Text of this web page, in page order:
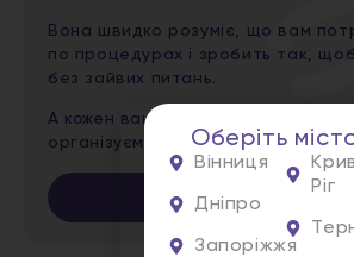
Вона швидко розуміє, що вам
по процедурах і зробить так,
без зайвих питань.
А кожен ваш запит для неї — як
організуємо
Записатись
Оберіть
Вінниця
Дніпро
Запоріжжя
Ріг